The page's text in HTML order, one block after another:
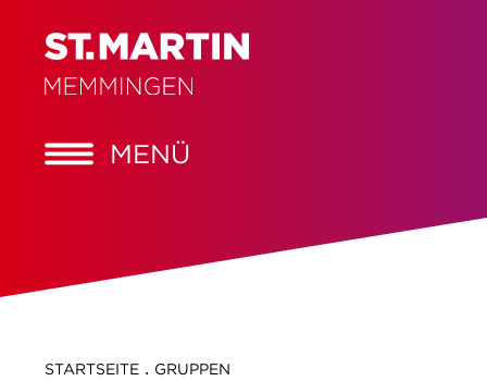
MENÜ
STARTSEITE. GRUPPEN